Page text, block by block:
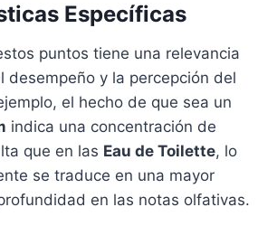
Específicas
puntos tiene una relevancia
desempeño y la percepción del
el hecho de que sea un
indica una concentración de
que en las Eau de Toilette, lo
se traduce en una mayor
en las notas olfativas.